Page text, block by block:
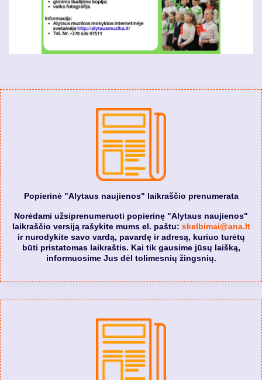
Popierinė "Alytaus naujienos" laikraščio prenumerata
Norėdami užsiprenumeruoti popierinę "Alytaus naujienos"
laikraščio versiją rašykite mums el. paštu: skelbimai@ana.lt
ir nurodykite savo vardą, pavardę ir adresą, kuriuo turėtų
būti pristatomas laikraštis. Kai tik gausime jūsų laišką,
informuosime Jus dėl tolimesnių žingsnių.